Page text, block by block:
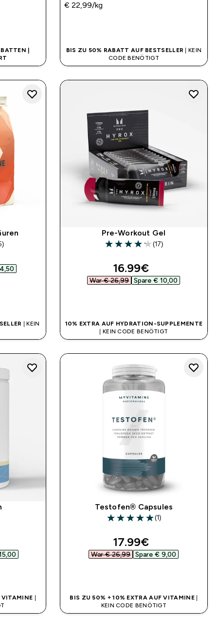
|
€ 22,99‎/kg
BIS ZU 50% RABATT AUF BESTSELLER | KEIN
CODE BENÖTIGT
price
| KEIN
Pre-Workout Gel
4.18 out of 5 stars
(17)
discounted price
16.99€‎
War € 26,99‎ Spare € 10,00‎
10% EXTRA AUF HYDRATION-SUPPLEMENTE
| KEIN CODE BENÖTIGT
price
VITAMINE |
Testofen® Capsules
5 out of 5 stars
(1)
discounted price
17.99€‎
War € 26,99‎ Spare € 9,00‎
BIS ZU 50% + 10% EXTRA AUF VITAMINE |
KEIN CODE BENÖTIGT